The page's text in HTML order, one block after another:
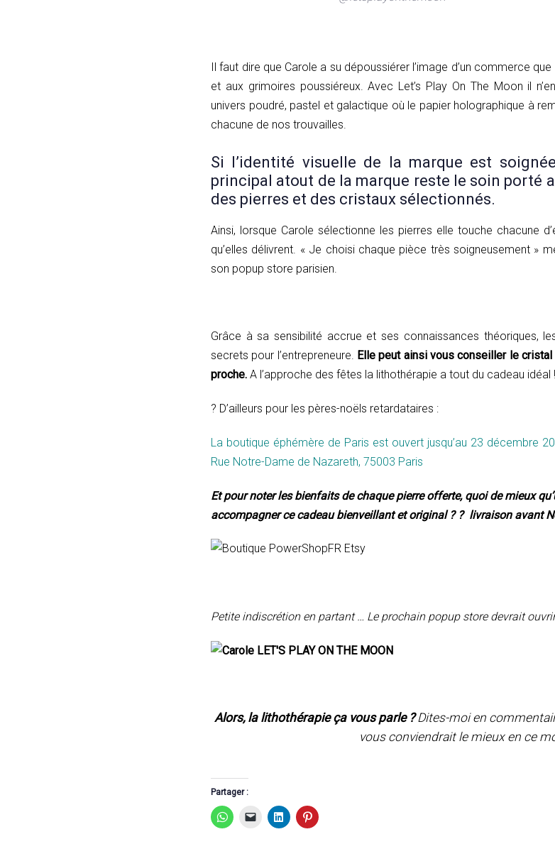
Il faut dire que Carole a su dépoussiérer l’image d’un commerce
et aux grimoires poussiéreux. Avec Let’s Play On The Moon il
univers poudré, pastel et galactique où le papier holographique à
chacune de nos trouvailles.
Si l’identité visuelle de la marque est
principal atout de la marque reste le soin porté
des pierres et des cristaux sélectionnés.
Ainsi, lorsque Carole sélectionne les pierres elle touche chacune
qu’elles délivrent. « Je choisi chaque pièce très soigneusement »
son popup store parisien.
Grâce à sa sensibilité accrue et ses connaissances théoriques,
secrets pour l’entrepreneure. Elle peut ainsi vous conseiller le
proche. A l’approche des fêtes la lithothérapie a tout du cadeau idéal !
? D’ailleurs pour les pères-noëls retardataires :
La boutique éphémère de Paris est ouvert jusqu’au 23 décembre
Rue Notre-Dame de Nazareth, 75003 Paris
Et pour noter les bienfaits de chaque pierre offerte, quoi de mieux
accompagner ce cadeau bienveillant et original ? ? livraison avant
Petite indiscrétion en partant … Le prochain popup store devrait
Alors, la lithothérapie ça vous parle ?Dites-moi en
vous conviendrait le mieux en ce
Partager :